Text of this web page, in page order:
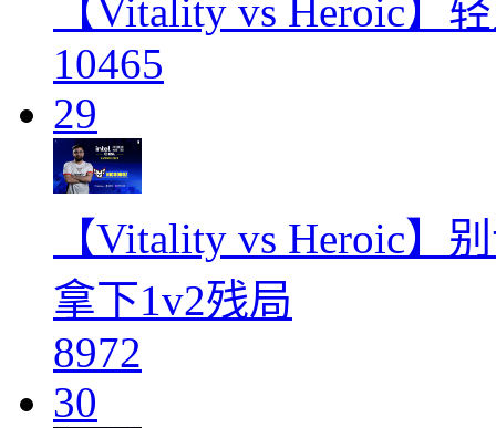
【Vitality vs Heroic】
10465
29
【Vitality vs Heroic】
拿下1v2残局
8972
30